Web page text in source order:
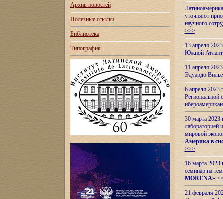
Архив новостей
Полезные ссылки
Библиотека
Типография
уточняют
научного
>>>
13 апреля
Южной
11 апреля
Эдуардо
6 апреля
Региональной
30 марта 2023
лабораторией
мировой
Америка в
>>>
16 марта 2023
семинар на
MORENA»
21 февраля